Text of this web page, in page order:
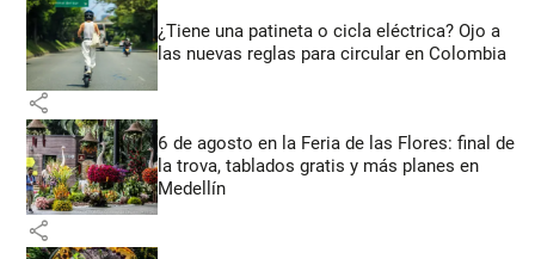
¿Tiene una patineta o cicla eléctrica? Ojo a
las nuevas reglas para circular en Colombia
share
6 de agosto en la Feria de las Flores: final de
la trova, tablados gratis y más planes en
Medellín
share